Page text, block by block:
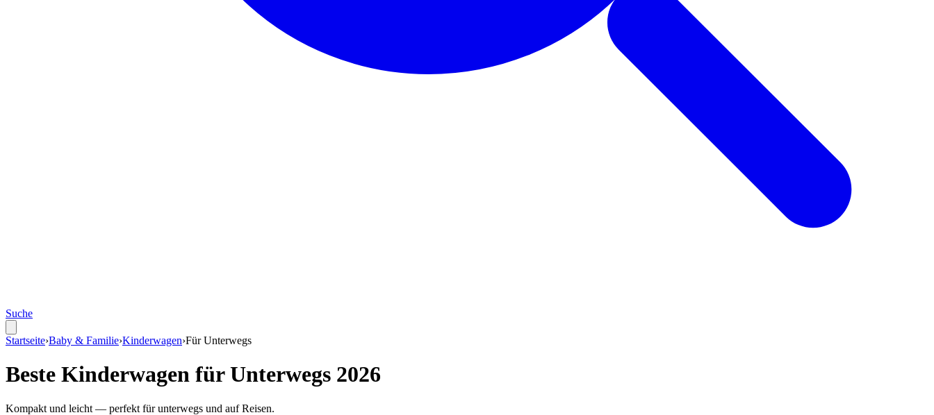
Suche
Startseite›Baby & Familie›Kinderwagen›FürUnterwegs
Beste Kinderwagen fürUnterwegs 2026
Kompakt und leicht — perfekt für unterwegs und auf Reisen.